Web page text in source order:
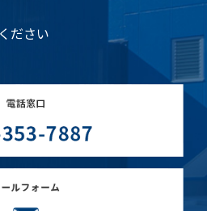
ださい